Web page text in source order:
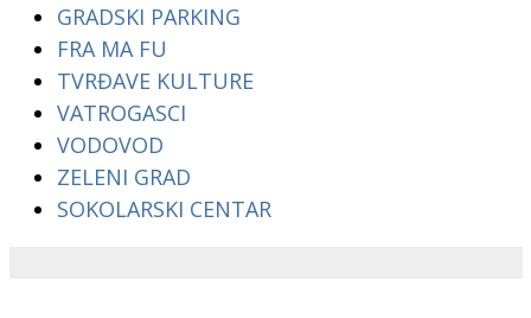
GRADSKI PARKING
FRA MA FU
TVRĐAVE KULTURE
VATROGASCI
VODOVOD
ZELENI GRAD
SOKOLARSKI CENTAR